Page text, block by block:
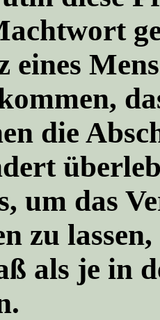
eines
die
um das
zu
als je in